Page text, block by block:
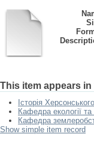
This item appears
Історія
Кафедра екології
Кафедра
Show simple item record